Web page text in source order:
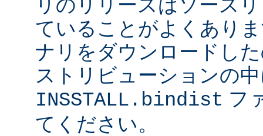
リのリリースはソース
ていることがよくあり
ナリをダウンロードし
ストリビューションの
INSSTALL.bindist フ
てください。